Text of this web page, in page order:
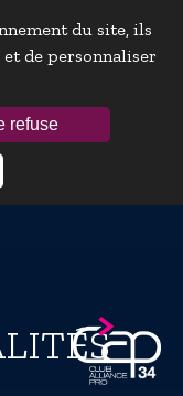
du site, ils
de personnaliser
refuse
?